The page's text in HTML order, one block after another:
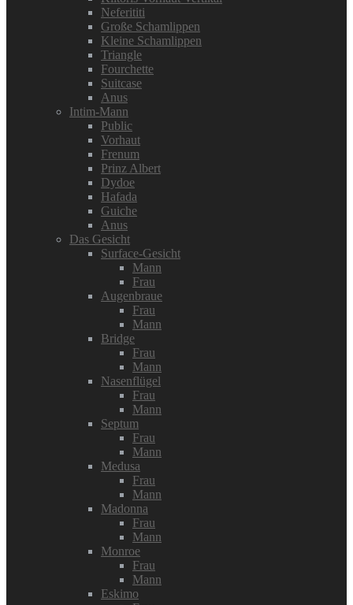
Neferititi
Große Schamlippen
Kleine Schamlippen
Triangle
Fourchette
Suitcase
Anus
Intim-Mann
Public
Vorhaut
Frenum
Prinz Albert
Dydoe
Hafada
Guiche
Anus
Das Gesicht
Surface-Gesicht
Mann
Frau
Augenbraue
Frau
Mann
Bridge
Frau
Mann
Nasenflügel
Frau
Mann
Septum
Frau
Mann
Medusa
Frau
Mann
Madonna
Frau
Mann
Monroe
Frau
Mann
Eskimo